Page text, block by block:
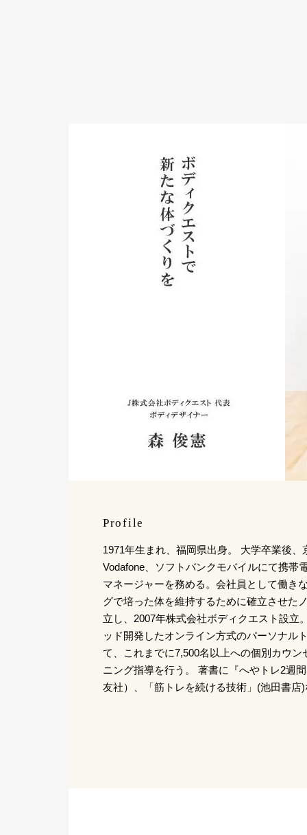
Profile
1971年生まれ、福岡県出身。 大学卒業後、
Vodafone、ソフトバンクモバイルにて携帯
マネージャーを務める。会社員として働き
グで培った体を維持するために確立させた
立し、2007年株式会社ボディクエスト設立
ッド開発したオンライン方式のパーソナル
て、これまでに7,500名以上への個別カウ
ニング指導を行う。 著書に『へやトレ2週
友社）、「筋トレを続ける技術」(池田書店